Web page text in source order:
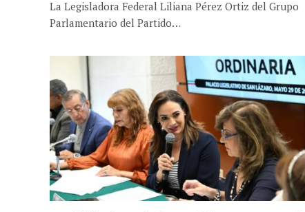
La Legisladora Federal Liliana Pérez Ortiz del Grupo
Parlamentario del Partido…